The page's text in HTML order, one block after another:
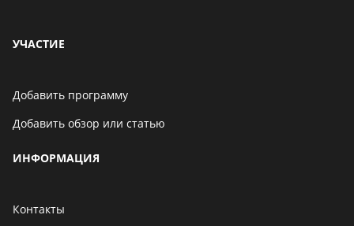
УЧАСТИЕ
Добавить программу
Добавить обзор или статью
ИНФОРМАЦИЯ
Контакты